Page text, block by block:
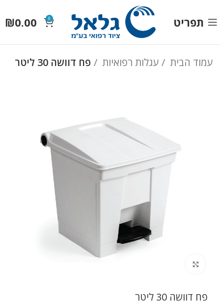
תפריט 0
₪0.00
עמוד הבית עגלות רפואיות פח דוושה 30 ליטר
פח דוושה 30 ליטר